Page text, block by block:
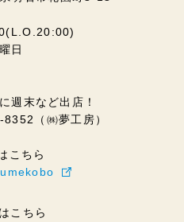
日
週末など出店！
（㈱夢工房）
こちら
こちら